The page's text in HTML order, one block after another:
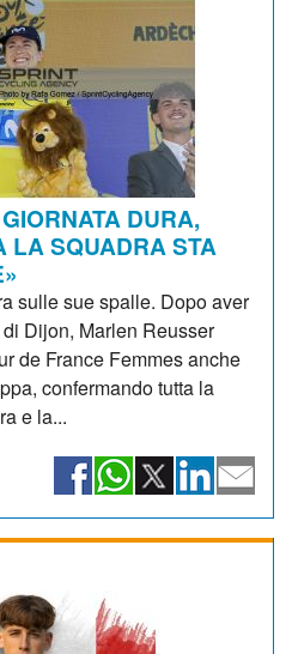
DURA,
LA SQUADRA STA
sulle sue spalle. Dopo aver
Dijon, Marlen Reusser
de France Femmes anche
confermando tutta la
e la...